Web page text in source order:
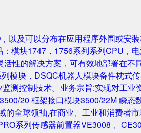
以及可以分布在应用程序外围或安
模块1747，1756系列系列CPU，
性的解决方案，可有效地部署在
模块，DSQC机器人模块备件枕式
测控制技术。业务宗旨:实现对工
20 框架接口模块3500/22M 瞬
的全球领袖,在商业、工业和消费者
系列传感器前置器VE3008 、